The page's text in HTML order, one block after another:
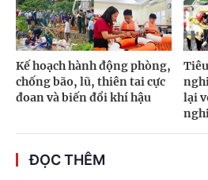
Kế hoạch hành động phòng,
chống bão, lũ, thiên tai cực
đoan và biến đổi khí hậu
lại
ĐỌC THÊM